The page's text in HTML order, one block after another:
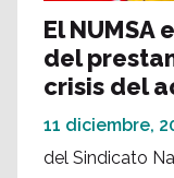
El
del
crisis del
11 diciembre,
del Sindicato